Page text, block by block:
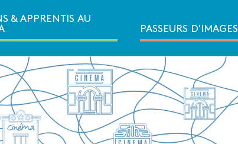
& APPRENTIS AU
PASSEURS D'IMAGES
Ouvrir la navigation secondaire